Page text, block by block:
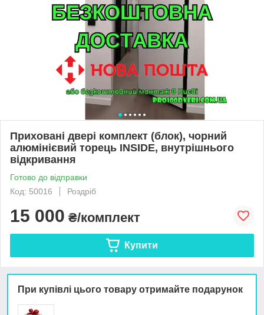
Приховані двері комплект (блок), чорний
алюмінієвий торець INSIDE, внутрішнього
відкривання
Готово до відправки
Код: 50016
Роздріб
15 000 ₴/комплект
Купити
При купівлі цього товару отримайте подарунок